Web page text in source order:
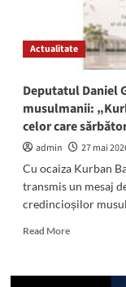
Actualitate
Deputatul Daniel
musulmanii:
celor care
admin
27 mai
Cu ocaiza Kurban
transmis un mesaj
credincioșilor
Read MoreRead
Deputatul